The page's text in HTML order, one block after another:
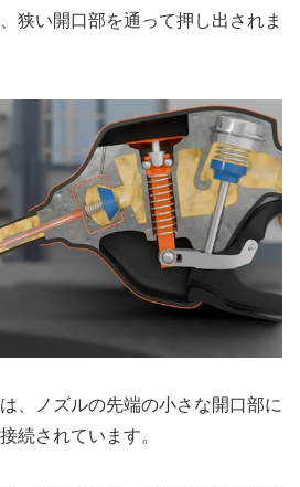
狭い開口部を通って押し出されま
、ノズルの先端の小さな開口部に
続されています。